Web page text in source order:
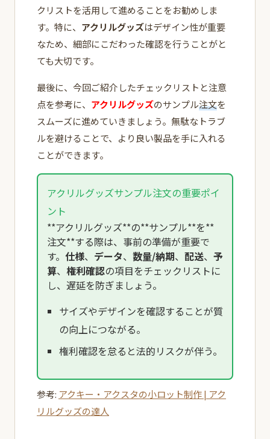
クリストを活用して進めることをお勧めしま
す。特に、 アクリルグッズはデザイン性が重要
なため、細部にこだわった確認を行うことがと
ても大切です。
最後に、今回ご紹介したチェックリストと注意
点を参考に、 アクリルグッズのサンプル注文を
スムーズに進めていきましょう。無駄なトラブ
ルを避けることで、より良い製品を手に入れる
ことができます。
アクリルグッズサンプル注文の重要ポイ
ント
**アクリルグッズ**の**サンプル**を**
注文**する際は、事前の準備が重要で
す。 仕様、 データ、 数量/納期、 配送、 予
算、 権利確認の項目をチェックリストに
し、遅延を防ぎましょう。
サイズやデザインを確認することが質
の向上につながる。
権利確認を怠ると法的リスクが伴う。
参考: アクキー・アクスタの小ロット制作 | アク
リルグッズの達人